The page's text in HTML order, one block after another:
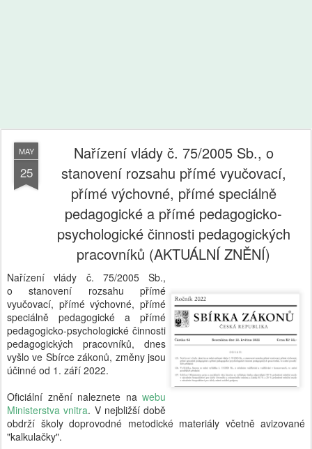
MAY
25
Nařízení vlády č. 75/2005 Sb., o
stanovení rozsahu přímé vyučovací,
přímé výchovné, přímé speciálně
pedagogické a přímé pedagogicko-
psychologické činnosti pedagogických
pracovníků (AKTUÁLNÍ ZNĚNÍ)
Nařízení vlády č. 75/2005 Sb.,
o stanovení rozsahu přímé
vyučovací, přímé výchovné, přímé
speciálně pedagogické a přímé
pedagogicko-psychologické činnosti
pedagogických pracovníků, dnes
vyšlo ve Sbírce zákonů, změny jsou
účinné od 1. září 2022.
Oficiální znění naleznete na webu
Ministerstva vnitra. V nejbližší době
obdrží školy doprovodné metodické materiály včetně avizované
"kalkulačky".